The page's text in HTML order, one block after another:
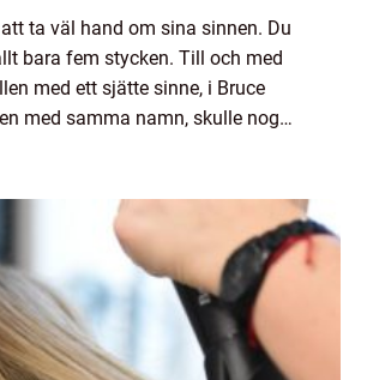
ta väl hand om sina sinnen. Du
bara fem stycken. Till och med
med ett sjätte sinne, i Bruce
med samma namn, skulle nog